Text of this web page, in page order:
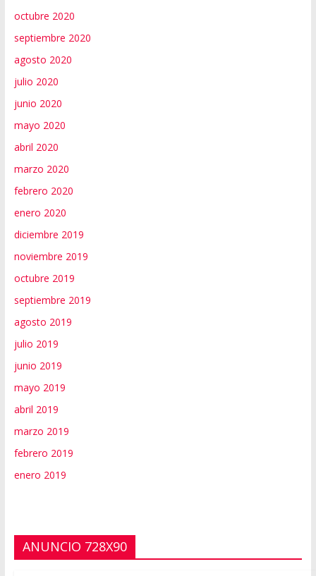
octubre 2020
septiembre 2020
agosto 2020
julio 2020
junio 2020
mayo 2020
abril 2020
marzo 2020
febrero 2020
enero 2020
diciembre 2019
noviembre 2019
octubre 2019
septiembre 2019
agosto 2019
julio 2019
junio 2019
mayo 2019
abril 2019
marzo 2019
febrero 2019
enero 2019
ANUNCIO 728X90